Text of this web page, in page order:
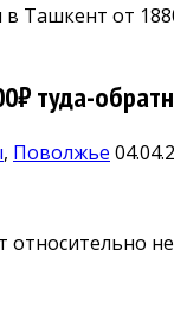
Ташкент от
туда-
, Поволжье
относительно